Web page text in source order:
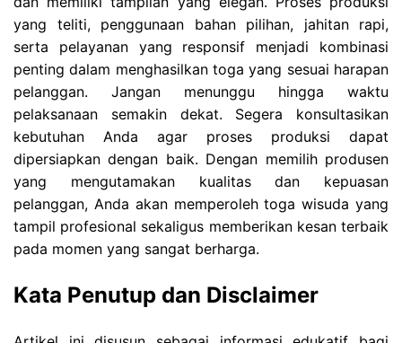
yang teliti, penggunaan bahan pilihan, jahitan rapi,
serta pelayanan yang responsif menjadi kombinasi
penting dalam menghasilkan toga yang sesuai harapan
pelanggan. Jangan menunggu hingga waktu
pelaksanaan semakin dekat. Segera konsultasikan
kebutuhan Anda agar proses produksi dapat
dipersiapkan dengan baik. Dengan memilih produsen
yang mengutamakan kualitas dan kepuasan
pelanggan, Anda akan memperoleh toga wisuda yang
tampil profesional sekaligus memberikan kesan terbaik
pada momen yang sangat berharga.
Kata Penutup dan Disclaimer